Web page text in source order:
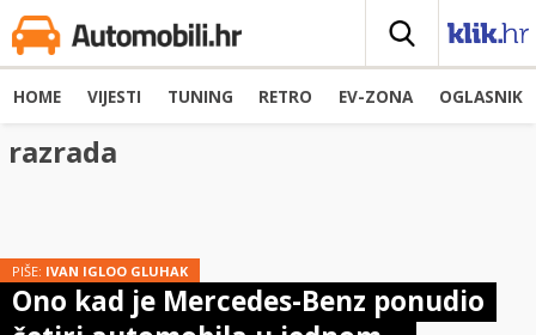
HOME VIJESTI TUNING RETRO EV-ZONA OGLASNIK
razrada
PIŠE: IVAN IGLOO GLUHAK
Ono kad je Mercedes-Benz ponudio